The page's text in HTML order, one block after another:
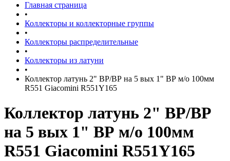
Главная страница
•
Коллекторы и коллекторные группы
•
Коллекторы распределительные
•
Коллекторы из латуни
•
Коллектор латунь 2" ВР/ВР на 5 вых 1" ВР м/о 100мм
R551 Giacomini R551Y165
Коллектор латунь 2" ВР/ВР
на 5 вых 1" ВР м/о 100мм
R551 Giacomini R551Y165